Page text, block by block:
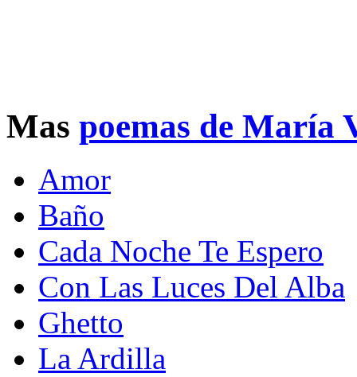
Mas poemas de María
Amor
Baño
Cada Noche Te Espero
Con Las Luces Del Alba
Ghetto
La Ardilla